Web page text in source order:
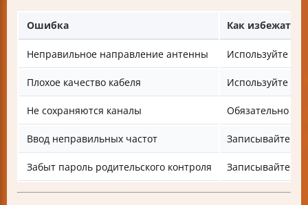
Ошибка Как избежать
Неправильное направление антенны Используйте
Плохое качество кабеля Используйте
Не сохраняются каналы Обязательно
Ввод неправильных частот Записывайте
Забыт пароль родительского контроля Записывайте